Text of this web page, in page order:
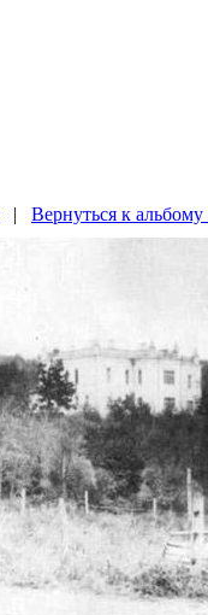
| Вернуться к